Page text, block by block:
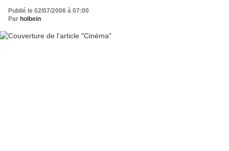
Publié le 02/07/2006 à 07:00
Par holbein